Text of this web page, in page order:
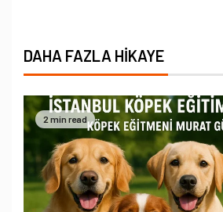
DAHA FAZLA HIKAYE
2 min read